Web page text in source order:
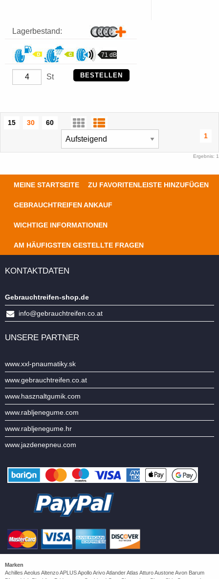
Lagerbestand:
71 dB
St BESTELLEN
15 30
60
1
Ergebnis: 1
MEINE STARTSEITE ZU FAVORITENLEISTE HINZUFÜGEN
GEBRAUCHTREIFEN ANKAUF
WICHTIGE INFORMATIONEN
AM HÄUFIGSTEN GESTELLTE FRAGEN
KONTAKTDATEN
Gebrauchtreifen-shop.de
info@gebrauchtreifen.co.at
UNSERE PARTNER
www.xxl-pnaumatiky.sk
www.gebrauchtreifen.co.at
www.hasznaltgumik.com
www.rabljenegume.com
www.rabljenegume.hr
www.jazdenepneu.com
Marken
Achilles Aeolus Altenzo APLUS Apollo Arivo Atlander Atlas Atturo Austone Avon Barum